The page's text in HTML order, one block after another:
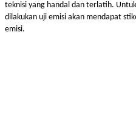
teknisi yang handal dan terlatih.
dilakukan uji emisi akan mendapat
emisi.